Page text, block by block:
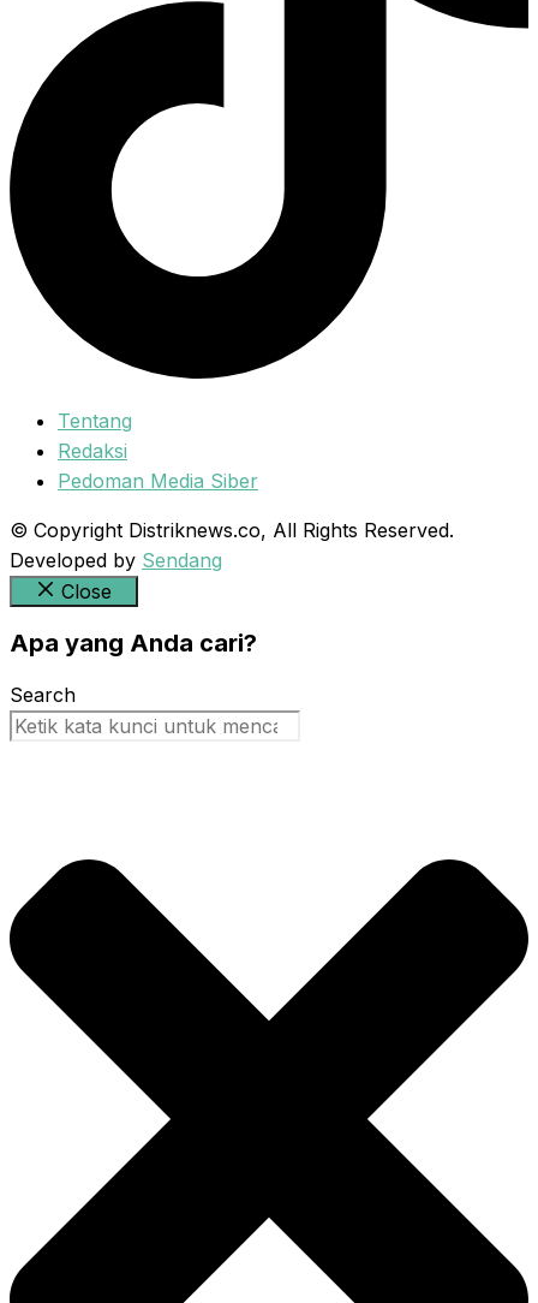
Tentang
Redaksi
Pedoman Media Siber
© Copyright Distriknews.co, All Rights Reserved.
Developed by Sendang
Close
Apa yang Anda cari?
Search